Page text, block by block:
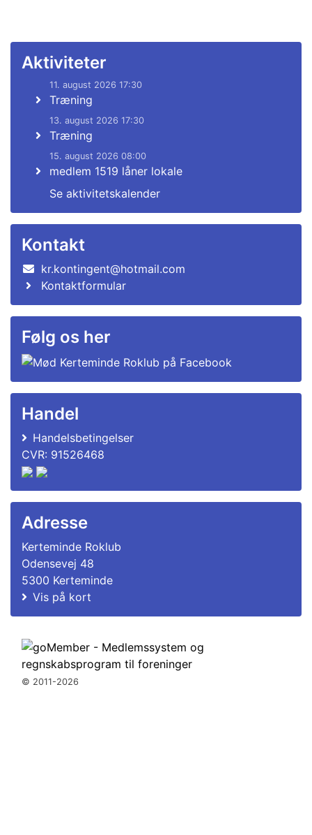
Aktiviteter
11. august 2026 17:30
Træning
13. august 2026 17:30
Træning
15. august 2026 08:00
medlem 1519 låner lokale
Se aktivitetskalender
Kontakt
kr.kontingent@hotmail.com
Kontaktformular
Følg os her
Handel
Handelsbetingelser
CVR: 91526468
Adresse
Kerteminde Roklub
Odensevej 48
5300 Kerteminde
Vis på kort
© 2011-2026